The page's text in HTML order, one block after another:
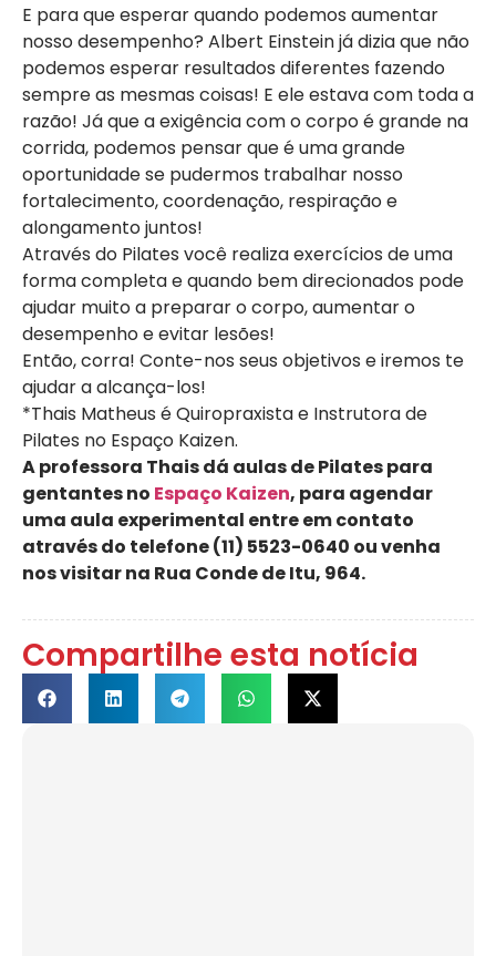
E para que esperar quando podemos aumentar
nosso desempenho? Albert Einstein já dizia que não
podemos esperar resultados diferentes fazendo
sempre as mesmas coisas! E ele estava com toda a
razão! Já que a exigência com o corpo é grande na
corrida, podemos pensar que é uma grande
oportunidade se pudermos trabalhar nosso
fortalecimento, coordenação, respiração e
alongamento juntos!
Através do Pilates você realiza exercícios de uma
forma completa e quando bem direcionados pode
ajudar muito a preparar o corpo, aumentar o
desempenho e evitar lesões!
Então, corra! Conte-nos seus objetivos e iremos te
ajudar a alcança-los!
*Thais Matheus é Quiropraxista e Instrutora de
Pilates no Espaço Kaizen.
A professora Thais dá aulas de Pilates para
gentantes no Espaço Kaizen, para agendar
uma aula experimental entre em contato
através do telefone (11) 5523-0640 ou venha
nos visitar na Rua Conde de Itu, 964.
Compartilhe esta notícia